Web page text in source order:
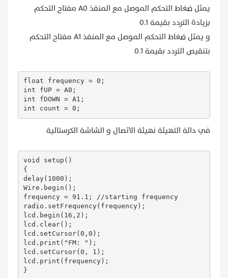
   if(digitalRead(fDOWN))
   {
     count = 0;
    while (digitalRead(fDOWN))
      count--;
      if(count < 0 && count >= -6)
      {
        frequency -= 0.1;
        frequencyUpdate();
        delay(200);
      }
      else if (count < -6 && count >= -12)
        frequencyUpdate();
        delay(80);
      }
      else
      {
        frequency -= 0.1;
        frequencyUpdate();
        delay(5);
      }
    }
   }
}
يمثل ضغاط التحكم الموصل مع المنفذ A0 مفتاح التحكم
بزيادة التردد بقيمة 0.1
و يمثل ضغاط التحكم الموصل مع المنفذ A1 مفتاح التحكم
بتنقيص التردد بقيمة 0.1
float frequency = 0;
int fUP = A0;
int fDOWN = A1;
int count = 0;
في دالة التهيئة نهيئة الاتصال و الشاشة الكرستالية
void setup()
{
delay(1000);
Wire.begin();
frequency = 91.1; //starting frequency
radio.setFrequency(frequency);
lcd.begin(16,2);
lcd.clear();
lcd.setCursor(0,0);
lcd.print("FM: ");
lcd.setCursor(0, 1);
lcd.print(frequency);
}